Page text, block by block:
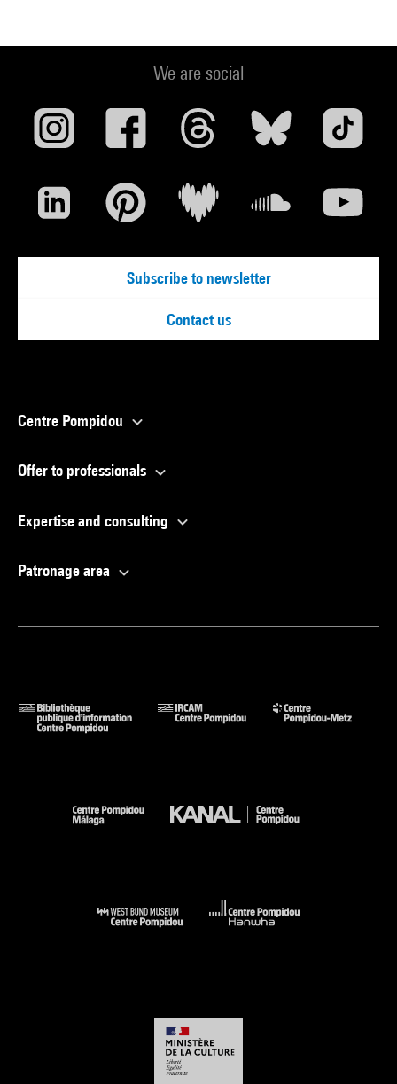
We are social
Subscribe to newsletter
Contact us
Centre Pompidou
Offer to professionals
Expertise and consulting
Patronage area